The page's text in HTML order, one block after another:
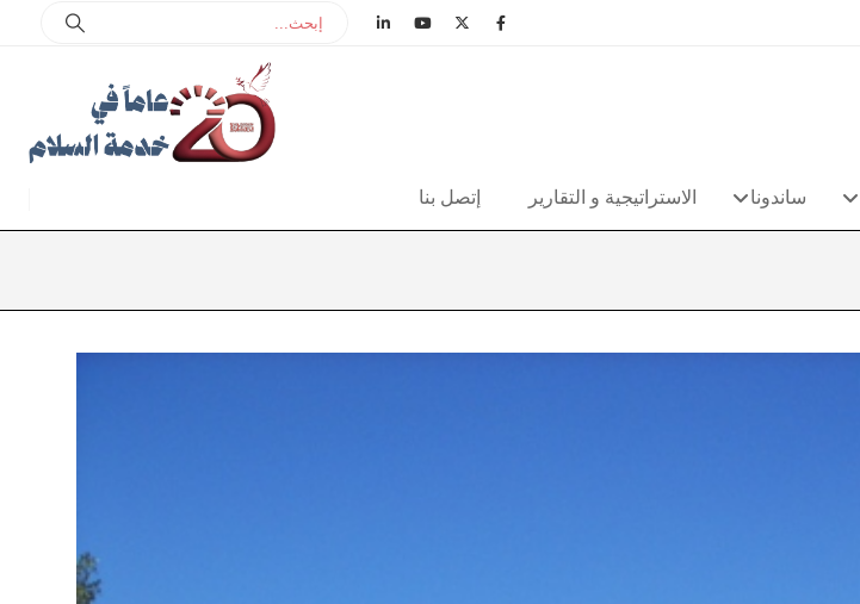
ساندونا الاستراتيجية و التقارير إتصل بنا